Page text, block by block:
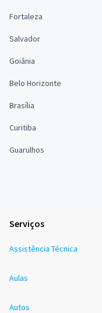
Fortaleza
Salvador
Goiânia
Belo Horizonte
Brasília
Curitiba
Guarulhos
Serviços
Assistência Técnica
Aulas
Autos